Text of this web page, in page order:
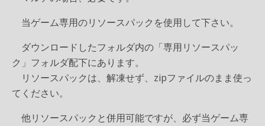
当ゲーム専用のリソースパックを使用して下さい。
ダウンロードしたフォルダ内の「専用リソースパッ
ク」フォルダ配下にあります。
リソースパックは、解凍せず、zipファイルのまま使っ
てください。
他リソースパックと併用可能ですが、必ず当ゲーム専